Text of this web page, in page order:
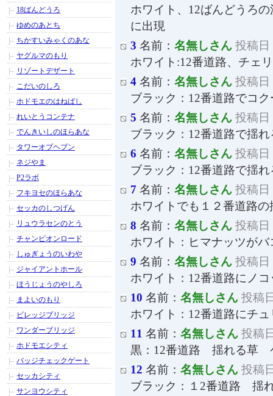
ホワイト、12ばんどうろ
に出現
3 名前： 名無しさん 投稿日
ホワイト:12番道路、チェ
4 名前： 名無しさん 投稿日
ブラック：12番道路でコ
5 名前： 名無しさん 投稿日
ブラック：12番道路で揺
6 名前： 名無しさん 投稿日
ブラック：12番道路で揺
7 名前： 名無しさん 投稿日
ホワイトでも１２番道路
8 名前： 名無しさん 投稿日
ホワイト：ヒマナッツが
9 名前： 名無しさん 投稿日
ホワイト：12番道路にノコ
10 名前： 名無しさん 投稿
ホワイト：12番道路にチュ
11 名前： 名無しさん 投稿
黒：12番道路 揺れる草
12 名前： 名無しさん 投稿
ブラック：１2番道路 揺
18ばんどうろ
ゆめのあとち
ちかすいみゃくのあな
ヤグルマのもり
リゾートデザート
こだいのしろ
ホドモエのはねばし
れいとうコンテナ
でんきいしのほらあな
タワーオブヘブン
ネジやま
P2ラボ
フキヨセのほらあな
セッカのしつげん
リュウラセンのとう
チャンピオンロード
しゅぎょうのいわや
ジャイアントホール
ほうじょうのやしろ
まよいのもり
ビレッジブリッジ
ワンダーブリッジ
ホドモエシティ
バッジチェックゲート
セッカシティ
サンヨウシティ